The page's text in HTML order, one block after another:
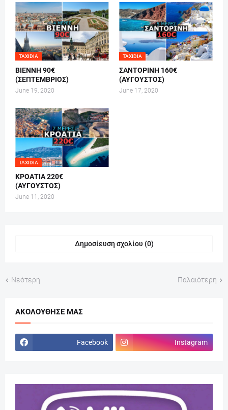
TAXIDIA
ΒΙΕΝΝΗ 90€
(ΣΕΠΤΕΜΒΡΙΟΣ)
June 19, 2020
TAXIDIA
ΣΑΝΤΟΡΙΝΗ 160€
(ΑΥΓΟΥΣΤΟΣ)
June 17, 2020
TAXIDIA
ΚΡΟΑΤΙΑ 220€
(ΑΥΓΟΥΣΤΟΣ)
June 11, 2020
Δημοσίευση σχολίου (0)
Νεότερη Παλαιότερη
ΑΚΟΛΟΎΘΗΣΕ ΜΑΣ
Facebook Instagram